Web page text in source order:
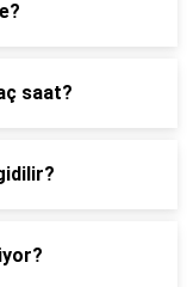
saat?